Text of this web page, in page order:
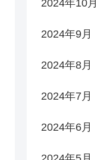
2024年10月
2024年9月
2024年8月
2024年7月
2024年6月